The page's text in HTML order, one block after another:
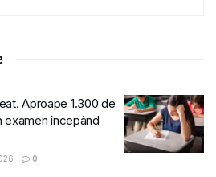
Aproape 1.300 de
examen începând
0